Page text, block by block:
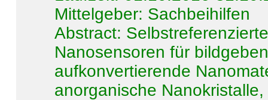
Mittelgeber: Sachbeihilfen
Abstract:
Nanosensoren für
aufkonvertierende
anorganische